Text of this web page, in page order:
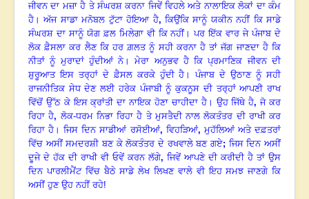
ਜੀਵਨ ਦਾ ਮਜ਼ਾ ਹੈ ਤੇ ਸੰਘਰਸ਼ ਕਰਨਾ ਜਿਵੇਂ ਵਿਹਲੇ ਅਤੇ ਨਾਲਾਇਕ ਲੋਕਾਂ ਦਾ ਕੰਮ
ਹੈ। ਅੱਜ ਸਾਡਾ ਮਨੋਬਲ ਟੁੱਟਾ ਹੋਇਆ ਹੈ, ਕਿਉਂਕਿ ਸਾਨੂੰ ਯਕੀਨ ਨਹੀਂ ਕਿ ਸਾਡੇ
ਸੰਘਰਸ਼ ਦਾ ਸਾਨੂੰ ਯੋਗ ਫ਼ਲ ਮਿਲੇਗਾ ਵੀ ਕਿ ਨਹੀਂ। ਪਰ ਇੱਕ ਵਾਰ ਜੇ ਪੰਜਾਬ ਦੇ
ਲੋਕ ਫ਼ੈਸਲਾ ਕਰ ਲੈਣ ਕਿ ਹਰ ਗ਼ਲਤ ਨੂੰ ਸਹੀ ਕਰਨਾ ਹੈ ਤਾਂ ਜੱਗ ਜਾਣਦਾ ਹੈ ਕਿ
ਨੀਤਾਂ ਨੂੰ ਮੁਰਾਦਾਂ ਹੁੰਦੀਆਂ ਨੇ। ਮੇਰਾ ਅਨੁਭਵ ਹੈ ਕਿ ਪ੍ਰਮਾਣਿਕ ਜੀਵਨ ਦੀ
ਸ਼ੁਰੂਆਤ ਇਸ ਤਰ੍ਹਾਂ ਦੇ ਫ਼ੈਸਲ ਕਰਕੇ ਹੁੰਦੀ ਹੈ। ਪੰਜਾਬ ਦੇ ਉਠਾਣ ਨੂੰ ਸਹੀ
ਰਾਜਨੀਤਿਕ ਸੇਧ ਦੇਣ ਲਈ ਹਰੇਕ ਪੰਜਾਬੀ ਨੂੰ ਕੁਕਨੂਸ ਦੀ ਤਰ੍ਹਾਂ ਆਪਣੀ ਰਾਖ
ਵਿੱਚੋਂ ਉੱਠ ਕੇ ਇਸ ਕ੍ਰਾਂਤੀ ਦਾ ਨਾਇਕ ਹੋਣਾ ਚਾਹੀਦਾ ਹੈ। ਉਹ ਜਿੱਥੇ ਹੈ,ਜੋ ਕਰ
ਰਿਹਾ ਹੈ, ਲੋਕ-ਧਰਮ ਨਿਭਾ ਰਿਹਾ ਹੈ ਤੇ ਮੁਸਤੈਦੀ ਨਾਲ ਲੋਕਤੰਤਰ ਦੀ ਰਾਖੀ ਕਰ
ਰਿਹਾ ਹੈ। ਜਿਸ ਦਿਨ ਸਾਡੀਆਂ ਰਸੋਈਆਂ, ਵਿਹੜਿਆਂ, ਮੁਹੱਲਿਆਂ ਅਤੇ ਦਫ਼ਤਰਾਂ
ਵਿੱਚ ਅਸੀਂ ਸਮਦਰਸ਼ੀ ਬਣ ਕੇ ਲੋਕਤੰਤਰ ਦੇ ਰਖਵਾਲੇ ਬਣ ਗਏ; ਜਿਸ ਦਿਨ ਅਸੀਂ
ਦੂਜੇ ਦੇ ਹੱਕ ਦੀ ਰਾਖੀ ਵੀ ਓਵੇਂ ਕਰਨ ਲੱਗੇ, ਜਿਵੇਂ ਆਪਣੇ ਦੀ ਕਰੀਦੀ ਹੈ ਤਾਂ ਉਸ
ਦਿਨ ਪਾਰਲੀਮੈਂਟ ਵਿੱਚ ਬੈਠੇ ਸਾਡੇ ਲੇਖ ਲਿਖਣ ਵਾਲੇ ਵੀ ਇਹ ਸਮਝ ਜਾਣਗੇ ਕਿ
ਅਸੀਂ ਹੁਣ ਉਹ ਨਹੀਂ ਰਹੇ!